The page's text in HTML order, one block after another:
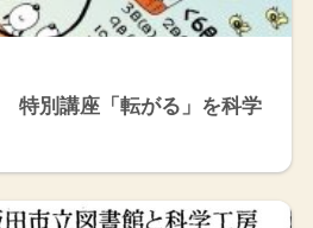
特別講座「転がる」を科学